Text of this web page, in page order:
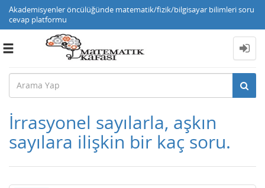
Akademisyenler öncülüğünde matematik/fizik/bilgisayar bilimleri soru
cevap platformu
Toggle
İrrasyonel sayılarla, aşkın
sayılara ilişkin bir kaç soru.